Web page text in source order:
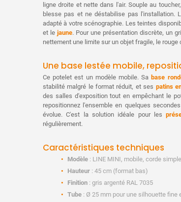
ligne droite et nette dans l'air. Souple au
blesse pas et ne déstabilise pas l'installation.
adapté à votre scénographie. Les teintes
et le jaune. Pour une présentation discrète, un
nettement une limite sur un objet fragile, le
Une base lestée mobile,
Ce potelet est un modèle mobile. Sa base
stabilité malgré le format réduit, et ses patins
des salles d'exposition tout en empêchant le
repositionnez l'ensemble en quelques
évolue. C'est la solution idéale pour les
régulièrement.
Caractéristiques techniques
Modèle : LINE MINI, mobile, corde simple
Hauteur : 45 cm (format bas)
Finition : gris argenté RAL 7035
Tube : Ø 25 mm pour une silhouette fine